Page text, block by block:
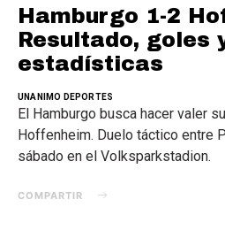
Hamburgo 1-2
Resultado, goles
estadísticas
UNANIMO DEPORTES
El Hamburgo busca hacer valer
Hoffenheim. Duelo táctico entre
sábado en el Volksparkstadion.
COMPARTIR